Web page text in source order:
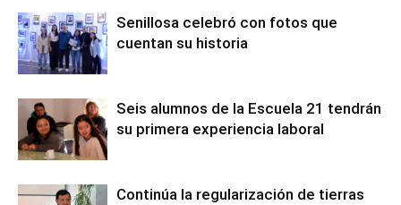
Senillosa celebró con fotos que
cuentan su historia
Seis alumnos de la Escuela 21 tendrán
su primera experiencia laboral
Continúa la regularización de tierras